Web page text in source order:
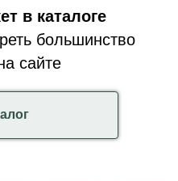
в каталоге
большинство
сайте